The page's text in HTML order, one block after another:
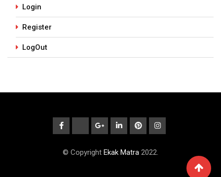
Login
Register
LogOut
© Copyright Ekak Matra 2022.